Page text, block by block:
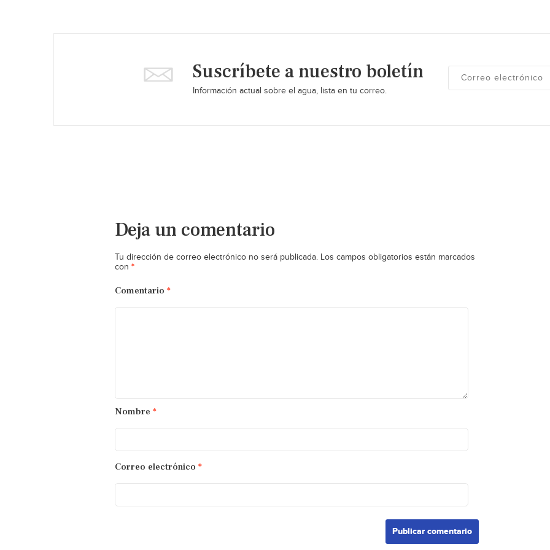
Suscríbete a nuestro boletín
Información actual sobre el agua, lista en tu correo.
Deja un comentario
Tu dirección de correo electrónico no será publicada. Los campos obligatorios están marcados
con *
Comentario *
Nombre *
Correo electrónico *